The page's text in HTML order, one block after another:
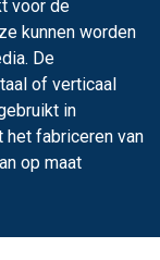
voor de
kunnen worden
De
of verticaal
in
fabriceren van
op maat